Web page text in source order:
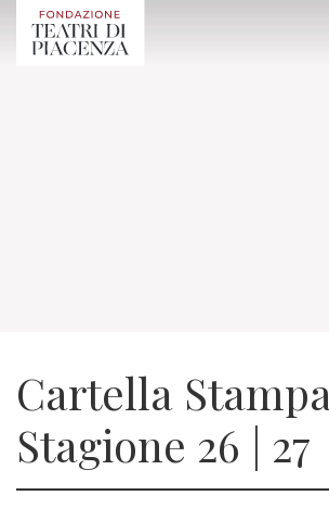
Cartella Stampa
Stagione 26 | 27